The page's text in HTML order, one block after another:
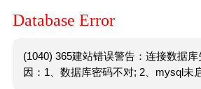
Database Error
(1040) 365建站错误警告：连接数据
因：1、数据库密码不对; 2、mysql未